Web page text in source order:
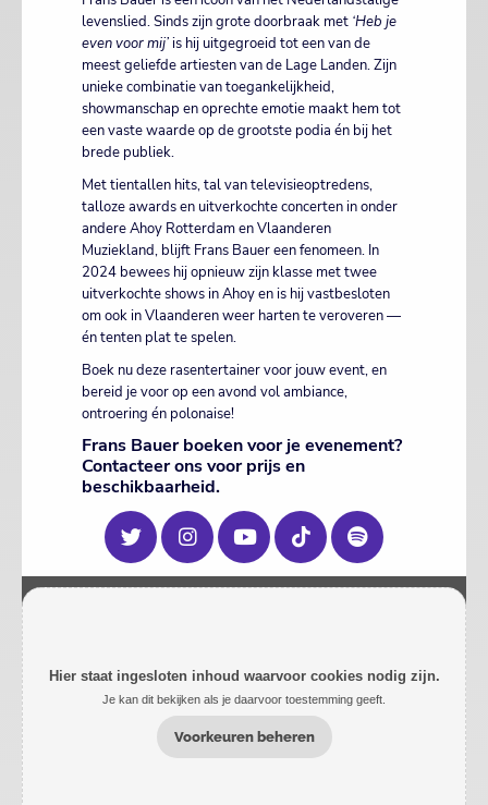
levenslied. Sinds zijn grote doorbraak met ‘Heb je
even voor mij’is hij uitgegroeid tot een van de
meest geliefde artiesten van de Lage Landen. Zijn
unieke combinatie van toegankelijkheid,
showmanschap en oprechte emotie maakt hem tot
een vaste waarde op de grootste podia én bij het
brede publiek.
Met tientallen hits, tal van televisieoptredens,
talloze awards en uitverkochte concerten in onder
andere Ahoy Rotterdam en Vlaanderen
Muziekland, blijft Frans Bauer een fenomeen. In
2024 bewees hij opnieuw zijn klasse met twee
uitverkochte shows in Ahoy en is hij vastbesloten
om ook in Vlaanderen weer harten te veroveren —
én tenten plat te spelen.
Boek nu deze rasentertainer voor jouw event, en
bereid je voor op een avond vol ambiance,
ontroering én polonaise!
Frans Bauer boeken voor je evenement?
Contacteer ons voor prijs en
beschikbaarheid.
Hier staat ingesloten inhoud waarvoor cookies nodig zijn.
Je kan dit bekijken als je daarvoor toestemming geeft.
Voorkeuren beheren